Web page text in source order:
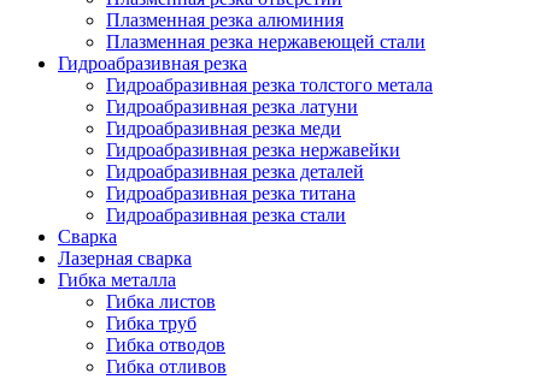
Плазменная резка алюминия
Плазменная резка нержавеющей стали
Гидроабразивная резка
Гидроабразивная резка толстого метала
Гидроабразивная резка латуни
Гидроабразивная резка меди
Гидроабразивная резка нержавейки
Гидроабразивная резка деталей
Гидроабразивная резка титана
Гидроабразивная резка стали
Сварка
Лазерная сварка
Гибка металла
Гибка листов
Гибка труб
Гибка отводов
Гибка отливов